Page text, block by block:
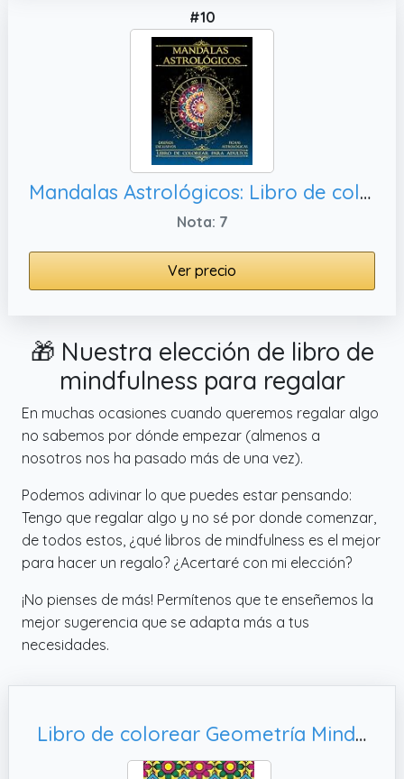
#10
Mandalas Astrológicos: Libro de colorear para adultos: Colorea y Aprende Astrología de Forma Fácil y Creativa. Diseños exclusivos y fichas ... etc. para tu mindfulness y autoconocimiento.
Nota: 7
Ver precio
🎁 Nuestra elección de libro de
mindfulness para regalar
En muchas ocasiones cuando queremos regalar algo
no sabemos por dónde empezar (almenos a
nosotros nos ha pasado más de una vez).
Podemos adivinar lo que puedes estar pensando:
Tengo que regalar algo y no sé por donde comenzar,
de todos estos, ¿qué libros de mindfulness es el mejor
para hacer un regalo? ¿Acertaré con mi elección?
¡No pienses de más! Permítenos que te enseñemos la
mejor sugerencia que se adapta más a tus
necesidades.
Libro de colorear Geometría Mindfulness - Sil Sensei. Mandalas para Adultos. Colouring Book.: Libro de colorear con patrones de un caleidoscopio. Para Adultos y toda la Familia.